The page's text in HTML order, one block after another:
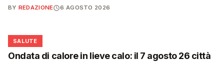
BY REDAZIONE 6 AGOSTO 2026
❤️
SALUTE
Ondata di calore in lieve calo: il 7 agosto 26 città